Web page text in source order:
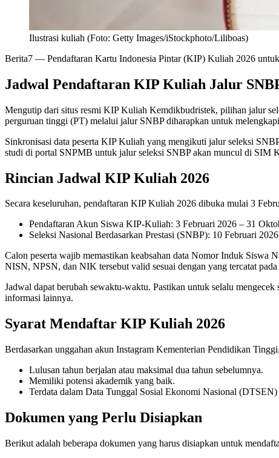
Ilustrasi kuliah (Foto: Getty Images/iStockphoto/Liliboas)
Berita7 — Pendaftaran Kartu Indonesia Pintar (KIP) Kuliah 2026
Jadwal Pendaftaran KIP Kuliah Jalur
Mengutip dari situs resmi KIP Kuliah Kemdikbudristek, pilihan jalur
perguruan tinggi (PT) melalui jalur SNBP diharapkan untuk
Sinkronisasi data peserta KIP Kuliah yang mengikuti jalur seleksi
studi di portal SNPMB untuk jalur seleksi SNBP akan muncul di SIM
Rincian Jadwal KIP Kuliah 2026
Secara keseluruhan, pendaftaran KIP Kuliah 2026 dibuka mulai 3
Pendaftaran Akun Siswa KIP-Kuliah: 3 Februari 2026 – 31
Seleksi Nasional Berdasarkan Prestasi (SNBP): 10 Februari
Calon peserta wajib memastikan keabsahan data Nomor Induk
NISN, NPSN, dan NIK tersebut valid sesuai dengan yang tercatat
Jadwal dapat berubah sewaktu-waktu. Pastikan untuk selalu
informasi lainnya.
Syarat Mendaftar KIP Kuliah 2026
Berdasarkan unggahan akun Instagram Kementerian Pendidikan
Lulusan tahun berjalan atau maksimal dua tahun sebelumnya.
Memiliki potensi akademik yang baik.
Terdata dalam Data Tunggal Sosial Ekonomi Nasional
Dokumen yang Perlu Disiapkan
Berikut adalah beberapa dokumen yang harus disiapkan untuk